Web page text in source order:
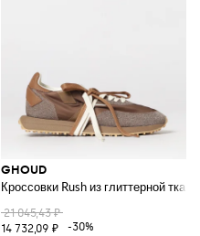
GHOUD
Кроссовки Rush из глиттерной
21 045,43 ₽
14 732,09 ₽
-30%